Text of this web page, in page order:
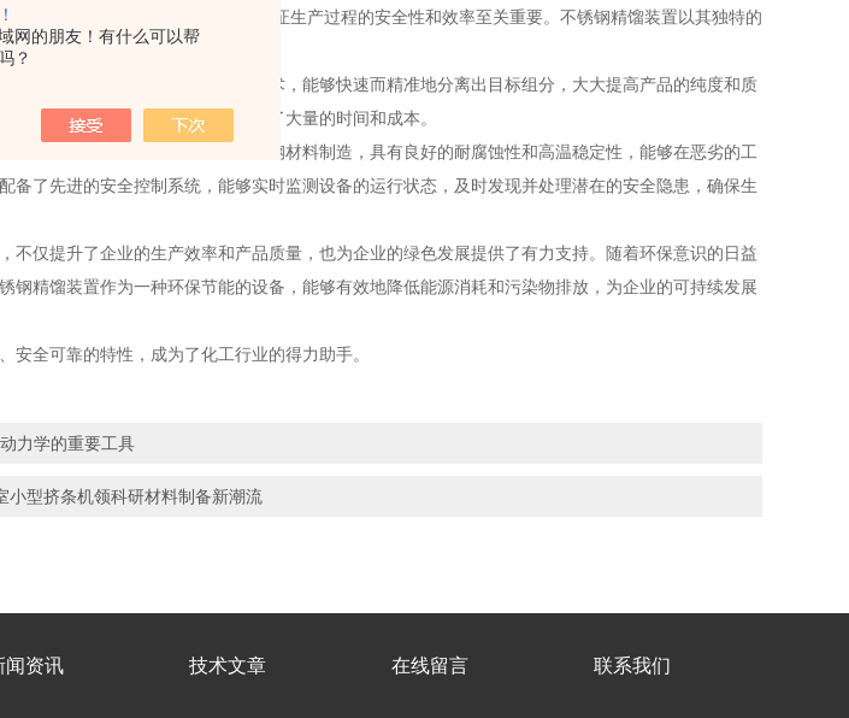
网的朋友！有什么可以帮
？
精馏装置对于提升产品质量、保证生产过程的安全性和效率至关重要。不锈钢精馏装置以其独特的
可持续发展提供了有力保障。
脱颖而出。它采用先进的精馏技术，能够快速而精准地分离出目标组分，大大提高产品的纯度和质
效率得到了显著提升，为企业节省了大量的时间和成本。
色的安全可靠性。采用优质不锈钢材料制造，具有良好的耐腐蚀性和高温稳定性，能够在恶劣的工
备了先进的安全控制系统，能够实时监测设备的运行状态，及时发现并处理潜在的安全隐患，确保生
仅提升了企业的生产效率和产品质量，也为企业的绿色发展提供了有力支持。随着环保意识的日益
钢精馏装置作为一种环保节能的设备，能够有效地降低能源消耗和污染物排放，为企业的可持续发展
全可靠的特性，成为了化工行业的得力助手。
力学的重要工具
型挤条机领科研材料制备新潮流
闻资讯 技术文章 在线留言 联系我们